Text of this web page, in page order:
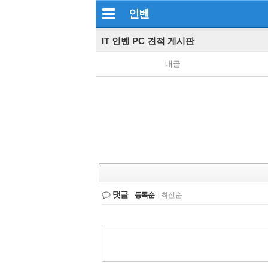
인벤
IT 인벤 PC 견적 게시판
내글
댓글 등록순 최신순